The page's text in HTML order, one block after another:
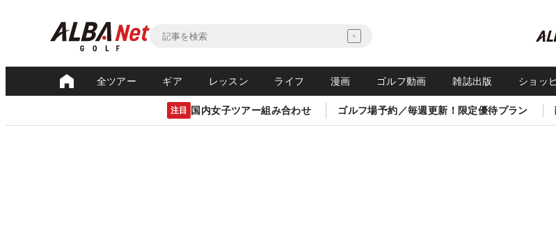
全ツアー ギア レッスン ライフ 漫画 ゴルフ動画 雑誌出版 ショッ
注目 国内女子ツアー組み合わせ ゴルフ場予約／毎週更新！限定優待プラン